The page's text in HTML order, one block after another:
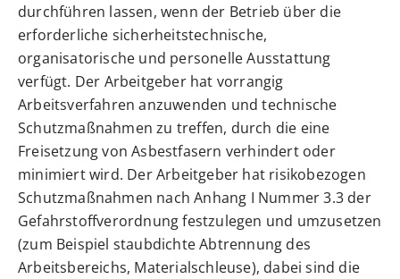
durchführen lassen, wenn der Betrieb über die
erforderliche sicherheitstechnische,
organisatorische und personelle Ausstattung
verfügt. Der Arbeitgeber hat vorrangig
Arbeitsverfahren anzuwenden und technische
Schutzmaßnahmen zu treffen, durch die eine
Freisetzung von Asbestfasern verhindert oder
minimiert wird. Der Arbeitgeber hat risikobezogen
Schutzmaßnahmen nach Anhang I Nummer 3.3 der
Gefahrstoffverordnung festzulegen und umzusetzen
(zum Beispiel staubdichte Abtrennung des
Arbeitsbereichs, Materialschleuse), dabei sind die